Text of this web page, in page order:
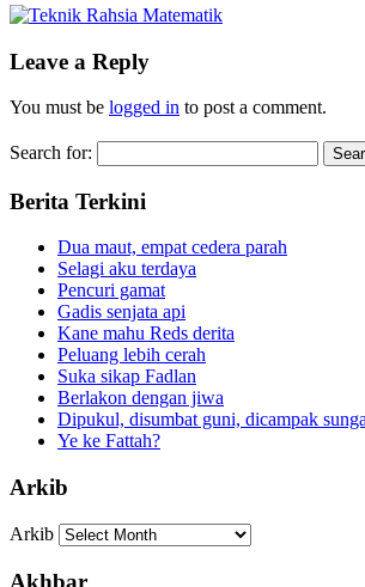
Leave a Reply
You must be logged in to post a comment.
Search for:
Berita Terkini
Dua maut, empat cedera parah
Selagi aku terdaya
Pencuri gamat
Gadis senjata api
Kane mahu Reds derita
Peluang lebih cerah
Suka sikap Fadlan
Berlakon dengan jiwa
Dipukul, disumbat guni, dicampak
Ye ke Fattah?
Arkib
Arkib
Akhbar